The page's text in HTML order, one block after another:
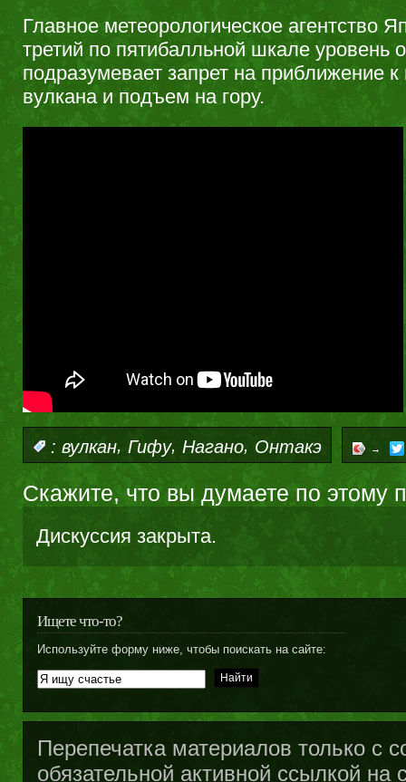
Главное метеорологическое агентство
третий по пятибалльной шкале уровень
подразумевает запрет на приближение
вулкана и подъем на гору.
: вулкан, Гифу, Нагано, Онтакэ →
Скажите, что вы думаете по этому
Дискуссия закрыта.
Ищете что-то?
Используйте форму ниже, чтобы поискать на сайте:
Перепечатка материалов только с
обязательной активной ссылкой на